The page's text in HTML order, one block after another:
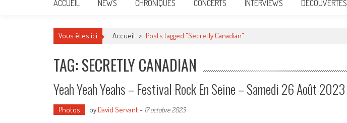
ACCUEIL NEWS CHRONIQUES CONCERTS INTERVIEWS DÉCOUVERTES
Vous êtes ici Accueil > Posts tagged "Secretly Canadian"
TAG: SECRETLY CANADIAN
Yeah Yeah Yeahs – Festival Rock En Seine – Samedi 26 Août 2023
Photos by David Servant- 17 octobre 2023